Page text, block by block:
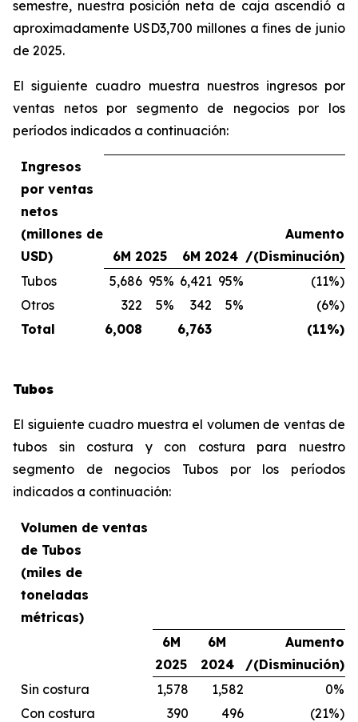
semestre, nuestra posición neta de caja ascendió a
aproximadamente USD3,700 millones a fines de junio
de 2025.
El siguiente cuadro muestra nuestros ingresos por
ventas netos por segmento de negocios por los
períodos indicados a continuación:
Ingresos
por ventas
netos
(millones de
USD)
6M 2025 6M 2024
Aumento
/(Disminución)
Tubos
5,686 95% 6,421 95%
(11%)
Otros
322 5% 342 5%
(6%)
Total
6,008 6,763 (11%)
Tubos
El siguiente cuadro muestra el volumen de ventas de
tubos sin costura y con costura para nuestro
segmento de negocios Tubos por los períodos
indicados a continuación:
Volumen de ventas
de Tubos
(miles de
toneladas
métricas)
6M
2025
6M
2024
Aumento
/(Disminución)
Sin costura
1,578 1,582
0%
Con costura
390 496
(21%)